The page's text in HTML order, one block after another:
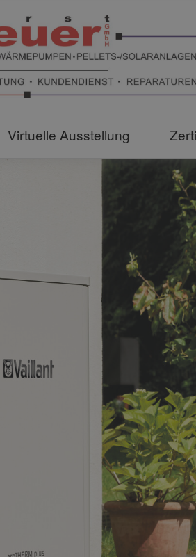
Virtuelle Ausstellung